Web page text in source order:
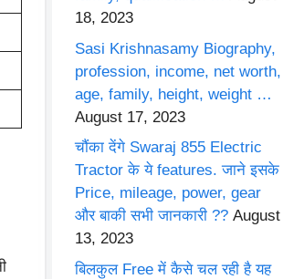
18, 2023
Sasi Krishnasamy Biography,
profession, income, net worth,
age, family, height, weight …
August 17, 2023
चौंका देंगे Swaraj 855 Electric
Tractor के ये features. जाने इसके
Price, mileage, power, gear
और बाकी सभी जानकारी ?? August
13, 2023
बिलकुल Free में कैसे चल रही है यह